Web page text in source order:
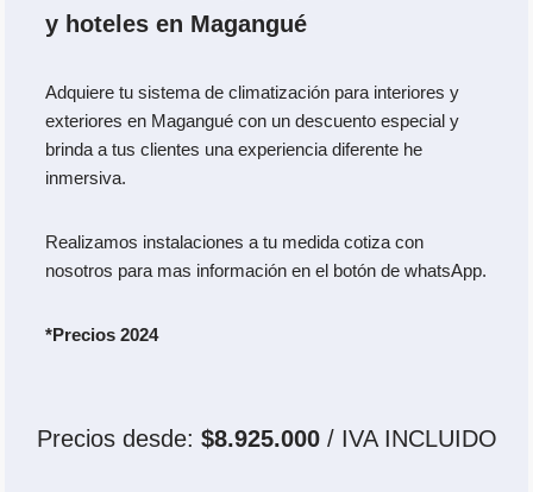
y hoteles en Magangué
Adquiere tu sistema de climatización para interiores y
exteriores en Magangué con un descuento especial y
brinda a tus clientes una experiencia diferente he
inmersiva.
Realizamos instalaciones a tu medida cotiza con
nosotros para mas información en el botón de whatsApp.
*Precios 2024
Precios desde: $8.925.000/ IVA INCLUIDO